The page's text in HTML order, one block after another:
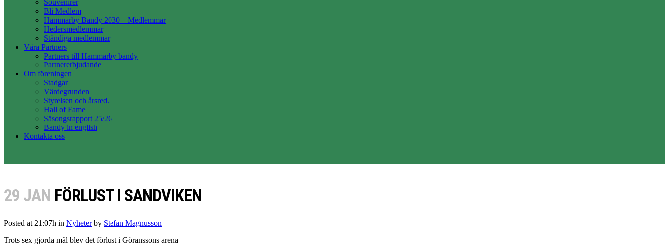
Souvenirer
Bli Medlem
Hammarby Bandy 2030 – Medlemmar
Hedersmedlemmar
Ständiga medlemmar
Våra Partners
Partners till Hammarby bandy
Partnererbjudande
Om föreningen
Stadgar
Värdegrunden
Styrelsen och årsred.
Hall of Fame
Säsongsrapport 25/26
Bandy in english
Kontakta oss
29 JAN FÖRLUST I SANDVIKEN
Posted at 21:07h in Nyheter by Stefan Magnusson
Trots sex gjorda mål blev det förlust i Göranssons arena